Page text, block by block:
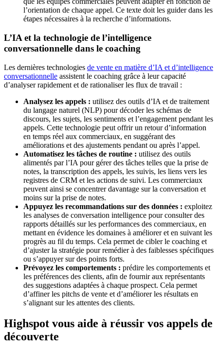
l’orientation de chaque appel. Ce texte doit les guider dans les
étapes nécessaires à la recherche d’informations.
L’IA et la technologie de l’intelligence
conversationnelle dans le coaching
Les dernières technologies de vente en matière d’IA et d’intelligence
conversationnelle assistent le coaching grâce à leur capacité
d’analyser rapidement et de rationaliser les flux de travail :
Analysez les appels : utilisez des outils d’IA et de traitement
du langage naturel (NLP) pour décoder les schémas de
discours, les sujets, les sentiments et l’engagement pendant les
appels. Cette technologie peut offrir un retour d’information
en temps réel aux commerciaux, en suggérant des
améliorations et des ajustements pendant ou après l’appel.
Automatisez les tâches de routine : utilisez des outils
alimentés par l’IA pour gérer des tâches telles que la prise de
notes, la transcription des appels, les suivis, les liens vers les
registres de CRM et les actions de suivi. Les commerciaux
peuvent ainsi se concentrer davantage sur la conversation et
moins sur la prise de notes.
Appuyez les recommandations sur des données : exploitez
les analyses de conversation intelligence pour consulter des
rapports détaillés sur les performances des commerciaux, en
mettant en évidence les domaines à améliorer et en suivant les
progrès au fil du temps. Cela permet de cibler le coaching et
d’ajuster la stratégie pour remédier à des faiblesses spécifiques
ou s’appuyer sur des points forts.
Prévoyez les comportements : prédire les comportements et
les préférences des clients, afin de fournir aux représentants
des suggestions adaptées à chaque prospect. Cela permet
d’affiner les pitchs de vente et d’améliorer les résultats en
s’alignant sur les attentes des clients.
Highspot vous aide à réussir vos appels de
découverte